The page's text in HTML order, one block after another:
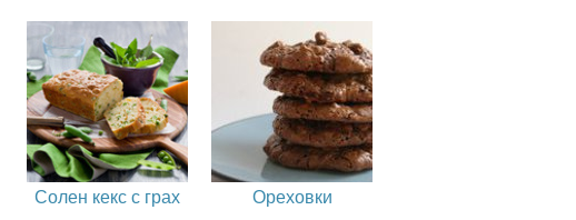
Солен кекс с грах Ореховки